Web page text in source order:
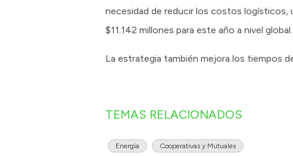
necesidad de reducir los costos logísticos,
$11.142 millones para este año a nivel global.
La estrategia también mejora los tiempos
TEMAS RELACIONADOS
Energía Cooperativas y Mutuales